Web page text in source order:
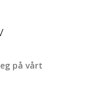
på vårt